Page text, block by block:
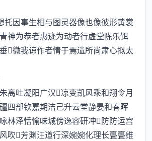
因事生相与图灵器像也像彼形黄裳
神为恭者惠迹为动者行虚堂陈乐饵
微我谅作者情于焉遗所尚肃心拟太
吐凝阳广汉凉变凯风乘和翔令月
四部钦嘉期洁己升云堂静晏和春晖
林泽恬愉味城傍逸容研冲防防运宫
吹芳渊汪道行深婉婉化理长亹亹维